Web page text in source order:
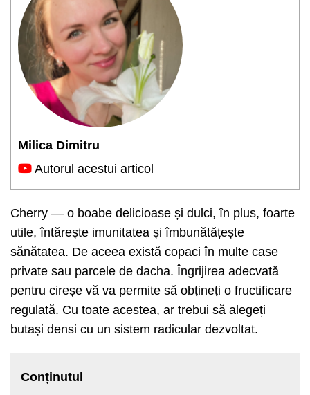
Milica Dimitru
Autorul acestui articol
Cherry — o boabe delicioase și dulci, în plus, foarte
utile, întărește imunitatea și îmbunătățește
sănătatea. De aceea există copaci în multe case
private sau parcele de dacha. Îngrijirea adecvată
pentru cireșe vă va permite să obțineți o fructificare
regulată. Cu toate acestea, ar trebui să alegeți
butași densi cu un sistem radicular dezvoltat.
Conținutul